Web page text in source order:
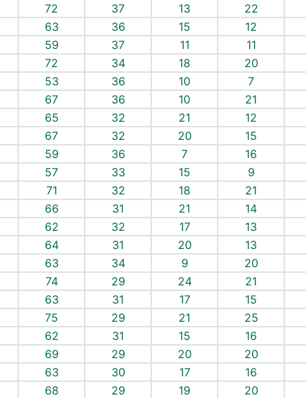
72 37 13 22
63 36 15 12
59 37 11 11
72 34 18 20
53 36 10 7
67 36 10 21
65 32 21 12
67 32 20 15
59 36 7 16
57 33 15 9
71 32 18 21
66 31 21 14
62 32 17 13
64 31 20 13
63 34 9 20
74 29 24 21
63 31 17 15
75 29 21 25
62 31 15 16
69 29 20 20
63 30 17 16
68 29 19 20